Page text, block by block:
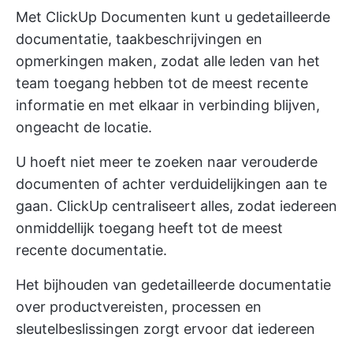
Met ClickUp Documenten kunt u gedetailleerde
documentatie, taakbeschrijvingen en
opmerkingen maken, zodat alle leden van het
team toegang hebben tot de meest recente
informatie en met elkaar in verbinding blijven,
ongeacht de locatie.
U hoeft niet meer te zoeken naar verouderde
documenten of achter verduidelijkingen aan te
gaan. ClickUp centraliseert alles, zodat iedereen
onmiddellijk toegang heeft tot de meest
recente documentatie.
Het bijhouden van gedetailleerde documentatie
over productvereisten, processen en
sleutelbeslissingen zorgt ervoor dat iedereen